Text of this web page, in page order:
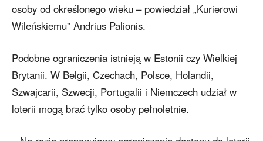
osoby od określonego wieku – powiedział „Kurierowi
Wileńskiemu” Andrius Palionis.
Podobne ograniczenia istnieją w Estonii czy Wielkiej
Brytanii. W Belgii, Czechach, Polsce, Holandii,
Szwajcarii, Szwecji, Portugalii i Niemczech udział w
loterii mogą brać tylko osoby pełnoletnie.